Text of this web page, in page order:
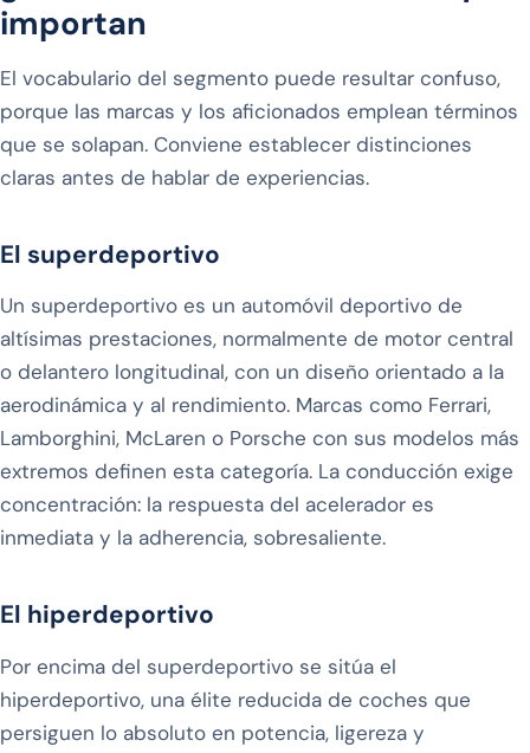
importan
El vocabulario del segmento puede resultar confuso,
porque las marcas y los aficionados emplean términos
que se solapan. Conviene establecer distinciones
claras antes de hablar de experiencias.
El superdeportivo
Un superdeportivo es un automóvil deportivo de
altísimas prestaciones, normalmente de motor central
o delantero longitudinal, con un diseño orientado a la
aerodinámica y al rendimiento. Marcas como Ferrari,
Lamborghini, McLaren o Porsche con sus modelos más
extremos definen esta categoría. La conducción exige
concentración: la respuesta del acelerador es
inmediata y la adherencia, sobresaliente.
El hiperdeportivo
Por encima del superdeportivo se sitúa el
hiperdeportivo, una élite reducida de coches que
persiguen lo absoluto en potencia, ligereza y